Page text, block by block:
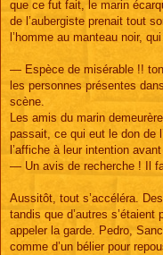
que ce fut fait, le marin
de l’aubergiste prenait tout
l’homme au manteau noir,
— Espèce de misérable !!
les personnes présentes
scène.
Les amis du marin
passait, ce qui eut le don de
l’affiche à leur intention
— Un avis de recherche ! Il
Aussitôt, tout s’accéléra.
tandis que d’autres s’étaient
appeler la garde. Pedro,
comme d’un bélier pour